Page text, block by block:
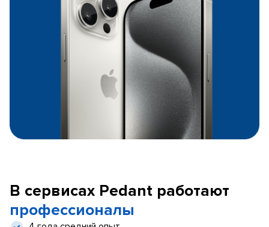
В сервисах Pedant работают
профессионалы